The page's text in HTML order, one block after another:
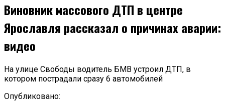
Виновник массового ДТП в центре
Ярославля рассказал о причинах аварии:
видео
На улице Свободы водитель БМВ устроил ДТП, в
котором пострадали сразу 6 автомобилей
Опубликовано: